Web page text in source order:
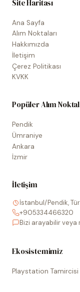
Site Haritası
Ana Sayfa
Alım Noktaları
Hakkımızda
İletişim
Çerez Politikası
KVKK
Popüler Alım
Pendik
Ümraniye
Ankara
İzmir
İletişim
İstanbul/Pendik,
+905334466320
Bizi arayabilir veya
Ekosistemimiz
Playstation Tamircisi